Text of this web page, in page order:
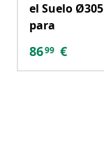
el Suelo
para
8699 €